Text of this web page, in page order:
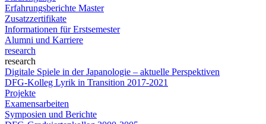
Erfahrungsberichte Master
Zusatzzertifikate
Informationen für Erstsemester
Alumni und Karriere
research
research
Digitale Spiele in der Japanologie – aktuelle Perspektiven
DFG-Kolleg Lyrik in Transition 2017-2021
Projekte
Examensarbeiten
Symposien und Berichte